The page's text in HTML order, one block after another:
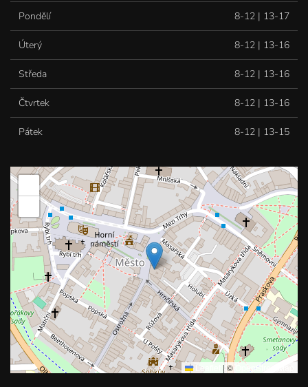
Pondělí 8-12 | 13-17
Úterý 8-12 | 13-16
Středa 8-12 | 13-16
Čtvrtek 8-12 | 13-16
Pátek 8-12 | 13-15
Leaflet | © OpenStreetMap